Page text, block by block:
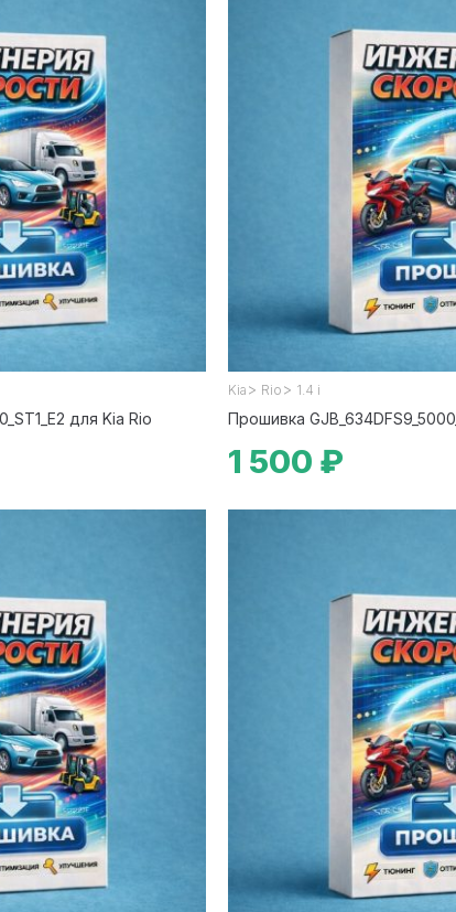
для Kia Rio
Kia > Rio > 1.4 i
Прошивка
1 500 ₽